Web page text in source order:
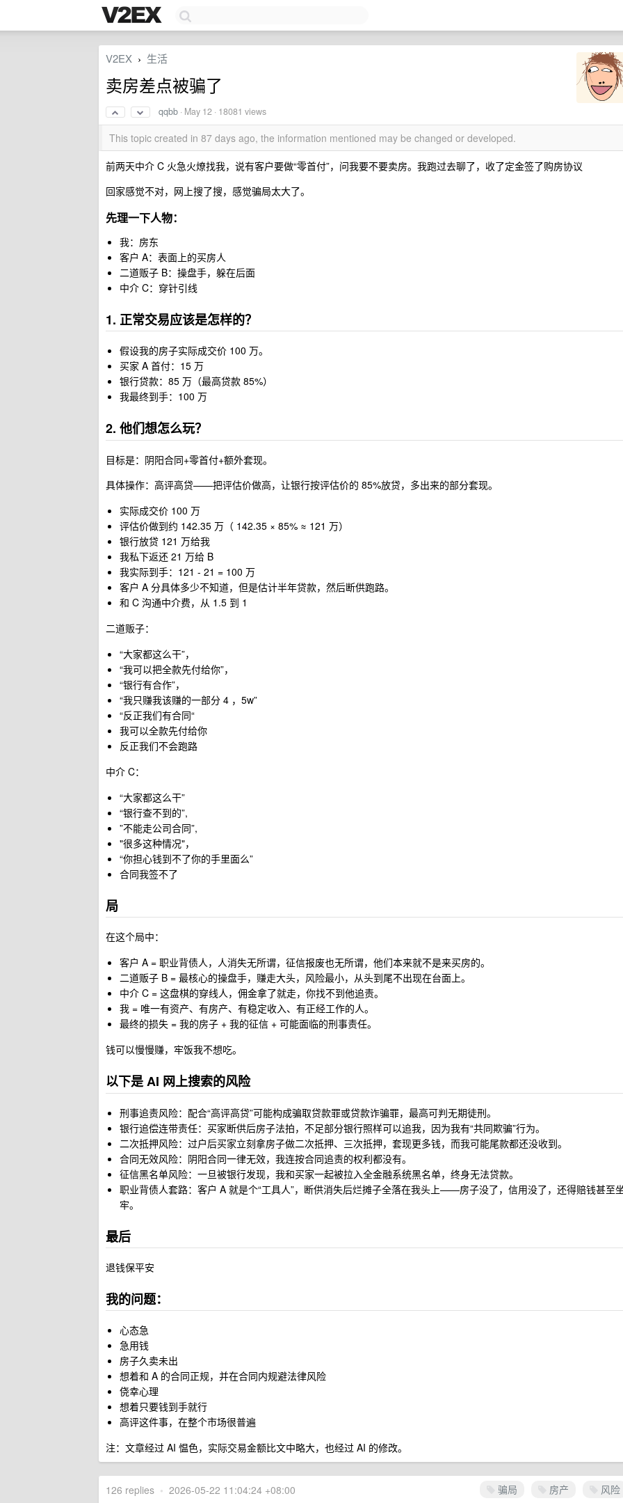
V2EX › 生活
卖房差点被骗了
qqbb · May 12 · 18081 views
This topic created in 87 days ago, the information mentioned may be changed or developed.
前两天中介 C 火急火燎找我，说有客户要做“零首付”，问我要不要卖房。我跑过去聊了，收了定金签了购房协议
回家感觉不对，网上搜了搜，感觉骗局太大了。
先理一下人物：
我：房东
客户 A：表面上的买房人
二道贩子 B：操盘手，躲在后面
中介 C：穿针引线
1. 正常交易应该是怎样的？
假设我的房子实际成交价 100 万。
买家 A 首付：15 万
银行贷款：85 万（最高贷款 85%）
我最终到手：100 万
2. 他们想怎么玩？
目标是：阴阳合同+零首付+额外套现。
具体操作：高评高贷——把评估价做高，让银行按评估价的 85%放贷，多出来的部分套现。
实际成交价 100 万
评估价做到约 142.35 万（ 142.35 × 85% ≈ 121 万）
银行放贷 121 万给我
我私下返还 21 万给 B
我实际到手：121 - 21 = 100 万
客户 A 分具体多少不知道，但是估计半年贷款，然后断供跑路。
和 C 沟通中介费，从 1.5 到 1
二道贩子：
“大家都这么干”，
“我可以把全款先付给你”，
“银行有合作”，
“我只赚我该赚的一部分 4 ，5w”
“反正我们有合同“
我可以全款先付给你
反正我们不会跑路
中介 C：
“大家都这么干”
“银行查不到的”,
”不能走公司合同”,
"很多这种情况"，
“你担心钱到不了你的手里面么”
合同我签不了
局
在这个局中：
客户 A = 职业背债人，人消失无所谓，征信报废也无所谓，他们本来就不是来买房的。
二道贩子 B = 最核心的操盘手，赚走大头，风险最小，从头到尾不出现在台面上。
中介 C = 这盘棋的穿线人，佣金拿了就走，你找不到他追责。
我 = 唯一有资产、有房产、有稳定收入、有正经工作的人。
最终的损失 = 我的房子 + 我的征信 + 可能面临的刑事责任。
钱可以慢慢赚，牢饭我不想吃。
以下是 AI 网上搜索的风险
刑事追责风险：配合“高评高贷”可能构成骗取贷款罪或贷款诈骗罪，最高可判无期徒刑。
银行追偿连带责任：买家断供后房子法拍，不足部分银行照样可以追我，因为我有“共同欺骗”行为。
二次抵押风险：过户后买家立刻拿房子做二次抵押、三次抵押，套现更多钱，而我可能尾款都还没收到。
合同无效风险：阴阳合同一律无效，我连按合同追责的权利都没有。
征信黑名单风险：一旦被银行发现，我和买家一起被拉入全金融系统黑名单，终身无法贷款。
职业背债人套路：客户 A 就是个“工具人”，断供消失后烂摊子全落在我头上——房子没了，信用没了，还得赔钱甚至
牢。
最后
退钱保平安
我的问题：
心态急
急用钱
房子久卖未出
想着和 A 的合同正规，并在合同内规避法律风险
侥幸心理
想着只要钱到手就行
高评这件事，在整个市场很普遍
注：文章经过 AI 愠色，实际交易金额比文中略大，也经过 AI 的修改。
骗局 房产 风险
126 replies • 2026-05-22 11:04:24 +08:00